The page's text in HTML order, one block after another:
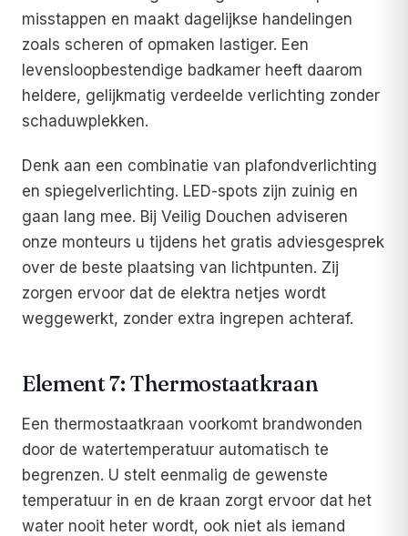
misstappen en maakt dagelijkse handelingen
zoals scheren of opmaken lastiger. Een
levensloopbestendige badkamer heeft daarom
heldere, gelijkmatig verdeelde verlichting zonder
schaduwplekken.
Denk aan een combinatie van plafondverlichting
en spiegelverlichting. LED-spots zijn zuinig en
gaan lang mee. Bij Veilig Douchen adviseren
onze monteurs u tijdens het gratis adviesgesprek
over de beste plaatsing van lichtpunten. Zij
zorgen ervoor dat de elektra netjes wordt
weggewerkt, zonder extra ingrepen achteraf.
Element 7: Thermostaatkraan
Een thermostaatkraan voorkomt brandwonden
door de watertemperatuur automatisch te
begrenzen. U stelt eenmalig de gewenste
temperatuur in en de kraan zorgt ervoor dat het
water nooit heter wordt, ook niet als iemand